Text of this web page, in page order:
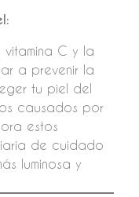
vitamina C y la
a prevenir la
tu piel del
causados por
estos
de cuidado
luminosa y